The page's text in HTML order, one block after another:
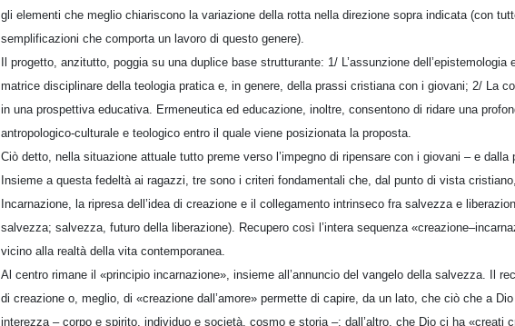
gli elementi che meglio chiariscono la variazione della rotta nella direzione sopra indicata (con
semplificazioni che comporta un lavoro di questo genere).
Il progetto, anzitutto, poggia su una duplice base strutturante: 1/ L’assunzione dell’epistemologia
matrice disciplinare della teologia pratica e, in genere, della prassi cristiana con i giovani; 2/ La
in una prospettiva educativa. Ermeneutica ed educazione, inoltre, consentono di ridare una
antropologico-culturale e teologico entro il quale viene posizionata la proposta.
Ciò detto, nella situazione attuale tutto preme verso l’impegno di ripensare con i giovani – e dalla
Insieme a questa fedeltà ai ragazzi, tre sono i criteri fondamentali che, dal punto di vista
Incarnazione, la ripresa dell’idea di creazione e il collegamento intrinseco fra salvezza e
salvezza; salvezza, futuro della liberazione). Recupero così l’intera sequenza
vicino alla realtà della vita contemporanea.
Al centro rimane il «principio incarnazione», insieme all’annuncio del vangelo della salvezza. Il
di creazione o, meglio, di «creazione dall’amore» permette di capire, da un lato, che ciò che a
interezza – corpo e spirito, individuo e società, cosmo e storia –; dall’altro, che Dio ci ha «creati